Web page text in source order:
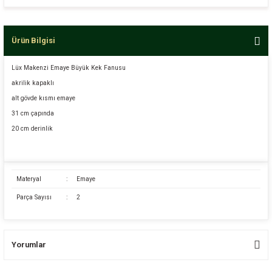
Ürün Bilgisi
Lüx Makenzi Emaye Büyük Kek Fanusu
akrilik kapaklı
alt gövde kısmı emaye
31 cm çapında
20 cm derinlik
Materyal : Emaye
Parça Sayısı : 2
Yorumlar